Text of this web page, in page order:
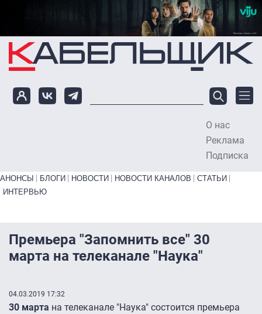
Перейти к основному содержанию
О нас
Реклама
Подписка
Primary links bottom
АНОНСЫ БЛОГИ НОВОСТИ НОВОСТИ КАНАЛОВ
СТАТЬИ
ИНТЕРВЬЮ
Премьера "Запомнить все" 30
марта на телеканале "Наука"
04.03.2019 17:32
30 марта на телеканале "Наука" состоится премьера